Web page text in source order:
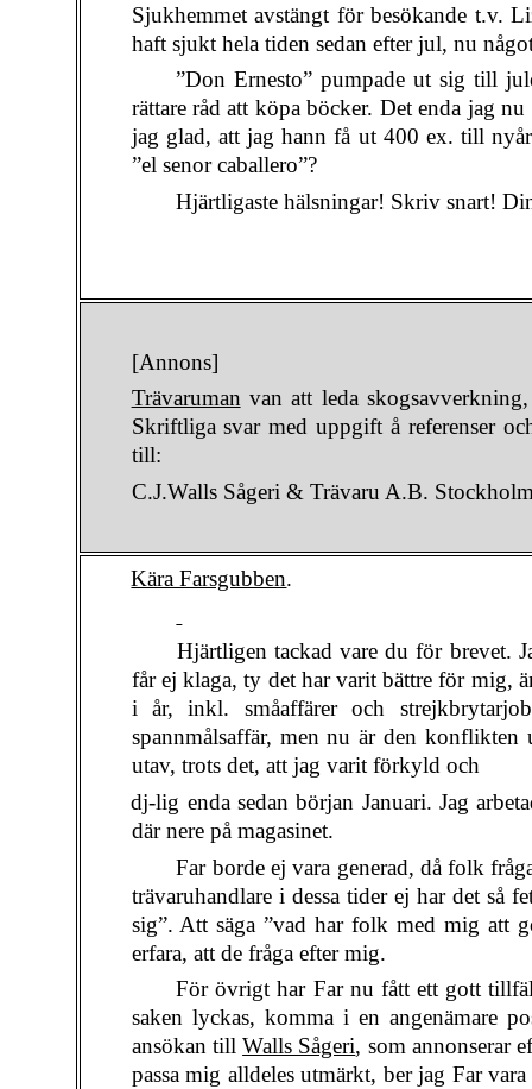
Sjukhemmet avstängt för besökande t.v.
haft sjukt hela tiden sedan efter jul, nu
”Don Ernesto” pumpade ut sig till
rättare råd att köpa böcker. Det enda jag
jag glad, att jag hann få ut 400 ex. till
”el senor caballero”?
Hjärtligaste hälsningar! Skriv snart!
[Annons]
Trävaruman van att leda
Skriftliga svar med uppgift å referenser
till:
C.J.Walls Sågeri & Trävaru A.B.
Kära Farsgubben.
Hjärtligen tackad vare du för brevet.
får ej klaga, ty det har varit bättre för mig,
i år, inkl. småaffärer och
spannmålsaffär, men nu är den
utav, trots det, att jag varit förkyld och
dj-lig enda sedan början Januari. Jag
där nere på magasinet.
Far borde ej vara generad, då folk
trävaruhandlare i dessa tider ej har det så
sig”. Att säga ”vad har folk med mig att
erfara, att de fråga efter mig.
För övrigt har Far nu fått ett gott
saken lyckas, komma i en angenämare
ansökan tillWalls Sågeri, som annonserar
passa mig alldeles utmärkt, ber jag Far